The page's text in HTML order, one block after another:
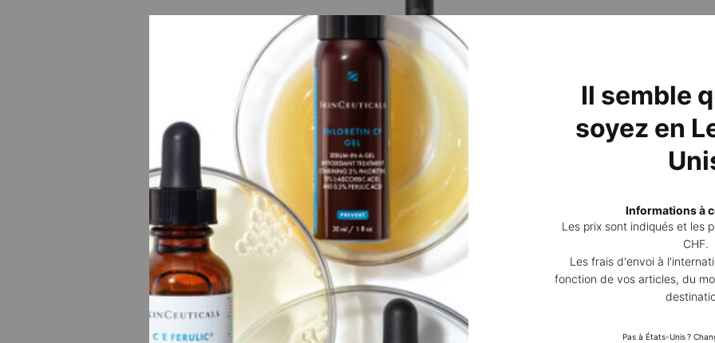
Advanced RGN-6
Crème de régénération de la peau
4.6 (1356)
Une taille disponible​
50 ml
CHF 180,00
Crème anti-rides pour un effet
la réduction des pores visibles
4.8 (903)
Une taille disponible​
Il semble
soyez en
Informations à
Les prix sont indiqués et les
CHF.
Les frais d'envoi à
fonction de vos articles, du
Pas à États-Unis ?